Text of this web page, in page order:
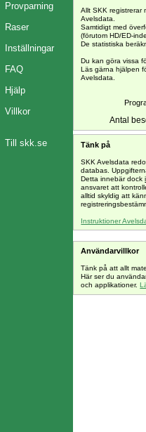
Provparning
Raser
Inställningar
FAQ
Hjälp
Villkor
Till skk.se
Allt SKK registrerar
Avelsdata.
Samtidigt med
(förutom HD/ED-
De statistiska
Du kan göra vissa
Läs gärna hjälpen
Avelsdata.
Antal
Tänk på
SKK Avelsdata
databas.
Detta innebär dock
ansvaret att
alltid skyldig att
Instruktioner
Användarvillkor
Tänk på att allt
Här ser du
och applikationer.